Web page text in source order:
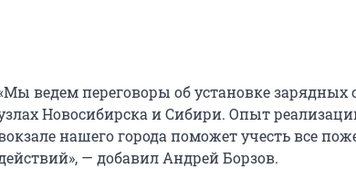
ведем переговоры об установке
Новосибирска и Сибири. Опыт
нашего города поможет учесть все
— добавил Андрей Борзов.